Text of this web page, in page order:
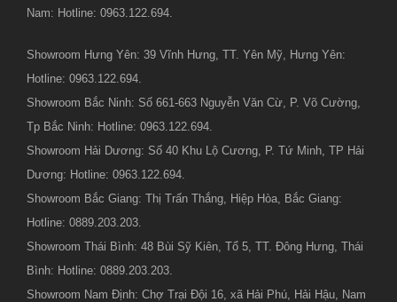
Nam: Hotline: 0963.122.694.
Showroom Hưng Yên: 39 Vĩnh Hưng, TT. Yên Mỹ, Hưng Yên:
Hotline: 0963.122.694.
Showroom Bắc Ninh: Số 661-663 Nguyễn Văn Cừ, P. Võ Cường,
Tp Bắc Ninh: Hotline: 0963.122.694.
Showroom Hải Dương: Số 40 Khu Lộ Cương, P. Tứ Minh, TP Hải
Dương: Hotline: 0963.122.694.
Showroom Bắc Giang: Thị Trấn Thắng, Hiệp Hòa, Bắc Giang:
Hotline: 0889.203.203.
Showroom Thái Bình: 48 Bùi Sỹ Kiên, Tổ 5, TT. Đông Hưng, Thái
Bình: Hotline: 0889.203.203.
Showroom Nam Định: Chợ Trại Đội 16, xã Hải Phú, Hải Hậu, Nam